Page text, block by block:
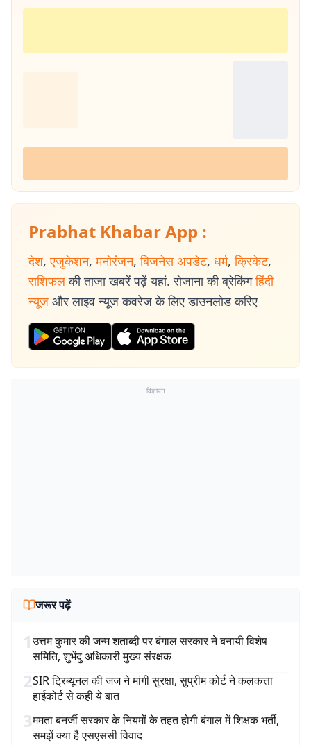
Prabhat Khabar App :
देश, एजुकेशन, मनोरंजन, बिजनेस अपडेट, धर्म, क्रिकेट,
राशिफल की ताजा खबरें पढ़ें यहां. रोजाना की ब्रेकिंग हिंदी
न्यूज और लाइव न्यूज कवरेज के लिए डाउनलोड करिए
विज्ञापन
जरूर पढ़ें
1उत्तम कुमार की जन्म शताब्दी पर बंगाल सरकार ने बनायी विशेष
समिति, शुभेंदु अधिकारी मुख्य संरक्षक
2SIR ट्रिब्यूनल की जज ने मांगी सुरक्षा, सुप्रीम कोर्ट ने कलकत्ता
हाईकोर्ट से कही ये बात
3ममता बनर्जी सरकार के नियमों के तहत होगी बंगाल में शिक्षक भर्ती,
समझें क्या है एसएससी विवाद